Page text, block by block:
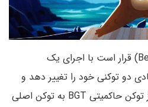
شبکه لایه‌ ۱ براچین (Berachain) قرار است با اجرای یک
دو توکنی خود را تغییر دهد و
سیستم مشوق‌های شبکه را از توکن حاکمیتی BGT به توکن اصلی